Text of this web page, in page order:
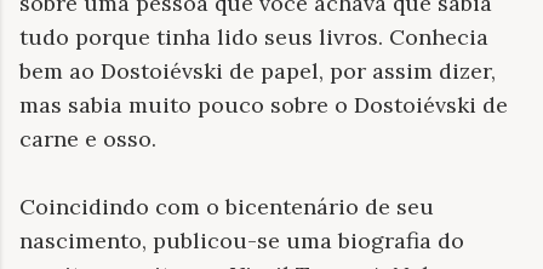
tudo porque tinha lido seus livros. Conhecia
bem ao Dostoiévski de papel, por assim dizer,
mas sabia muito pouco sobre o Dostoiévski de
carne e osso.
Coincidindo com o bicentenário de seu
nascimento, publicou-se uma biografia do